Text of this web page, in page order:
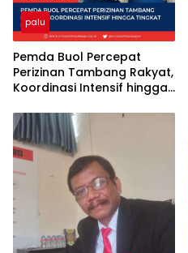
palu
Pemda Buol Percepat
Perizinan Tambang Rakyat,
Koordinasi Intensif hingga